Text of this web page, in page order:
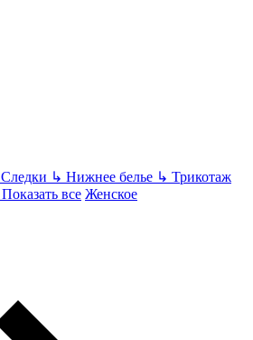
Следки ↳ Нижнее белье ↳ Трикотаж
Показать все Женское